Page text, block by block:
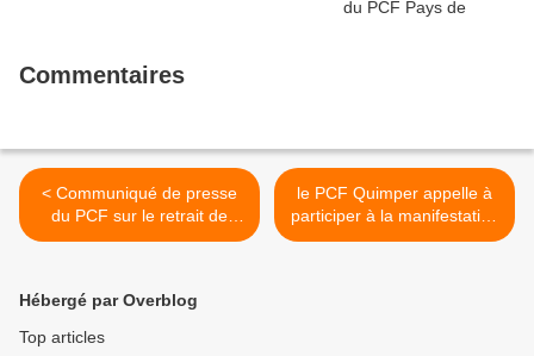
Commentaires
< Communiqué de presse
du PCF sur le retrait de
Trump et des Etats-Unis de
le PCF Quimper appelle à
participer à la manifestation
de soutien aux migrants
Hébergé par Overblog
Top articles